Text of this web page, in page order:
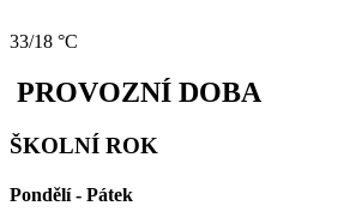
33/18 °C
PROVOZNÍ DOBA
ŠKOLNÍ ROK
Pondělí - Pátek